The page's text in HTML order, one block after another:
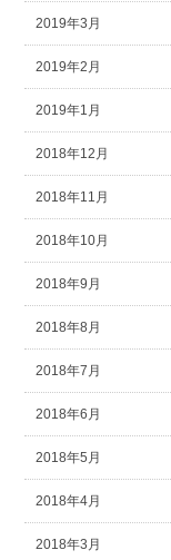
2019年3月
2019年2月
2019年1月
2018年12月
2018年11月
2018年10月
2018年9月
2018年8月
2018年7月
2018年6月
2018年5月
2018年4月
2018年3月